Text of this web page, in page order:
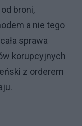
broni,
a nie tego
sprawa
korupcyjnych
z orderem